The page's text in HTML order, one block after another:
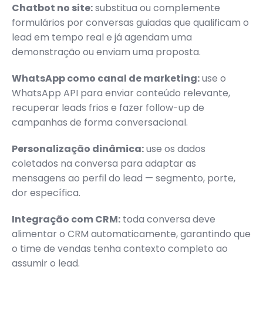
Chatbot no site:substitua ou complemente
formulários por conversas guiadas que qualificam o
lead em tempo real e já agendam uma
demonstração ou enviam uma proposta.
WhatsApp como canal de marketing:use o
WhatsApp API para enviar conteúdo relevante,
recuperar leads frios e fazer follow-up de
campanhas de forma conversacional.
Personalização dinâmica:use os dados
coletados na conversa para adaptar as
mensagens ao perfil do lead — segmento, porte,
dor específica.
Integração com CRM: toda conversa deve
alimentar o CRM automaticamente, garantindo que
o time de vendas tenha contexto completo ao
assumir o lead.